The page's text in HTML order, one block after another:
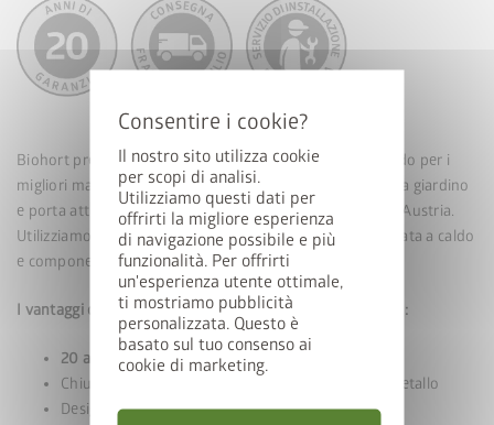
Il nostro sito utilizza cookie
per scopi di analisi.
Utilizziamo questi dati per
offrirti la migliore esperienza
di navigazione possibile e più
funzionalità. Per offrirti
un'esperienza utente ottimale,
ti mostriamo pubblicità
personalizzata. Questo è
basato sul tuo consenso ai
cookie di marketing.
Biohort presta particolare attenzione alla qualità, optando per i
migliori materiali e un design moderno. I nostri armadi da giardino
e porta attrezzi in metallo sono prodotti al 100% in Alta Austria.
Utilizziamo solo i migliori materiali: piastra in acciaio zincata a caldo
e componenti in alluminio di alta qualità.
I vantaggi offerti dai nostri armadi da giardino in metallo:
20 anni di garanzia
Chiusura sicura di tutti gli armadi da giardino in metallo
Design moderno
Vincete una StyleBox
Iscrivetevi ora alla nostra newsletter e parteciperete
automaticamente all’estrazione.
E-mail